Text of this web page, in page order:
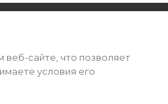
сайте, что позволяет
условия его